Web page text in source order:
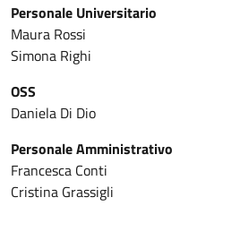
Personale Universitario
Maura Rossi
Simona Righi
OSS
Daniela Di Dio
Personale Amministrativo
Francesca Conti
Cristina Grassigli